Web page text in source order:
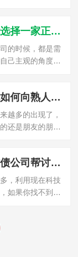
有债务问题如何才能选择一家正规的石家庄讨债公司
的时候，都是需
己主观的角度分
邯郸讨债公司告诉你如何向熟人朋友讨要欠款
越多的出现了，
还是朋友的朋友
为什么要找石家庄讨债公司帮讨要欠款？讨债公司优势？
，利用现在科技
如果你找不到人